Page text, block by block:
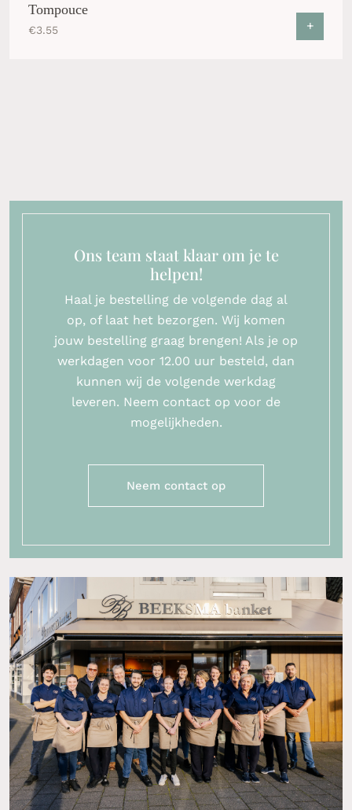
Tompouce
€3.55 +
Ons team staat klaar om je te
helpen!
Haal je bestelling de volgende dag al
op, of laat het bezorgen. Wij komen
jouw bestelling graag brengen! Als je op
werkdagen voor 12.00 uur besteld, dan
kunnen wij de volgende werkdag
leveren. Neem contact op voor de
mogelijkheden.
Neem contact op